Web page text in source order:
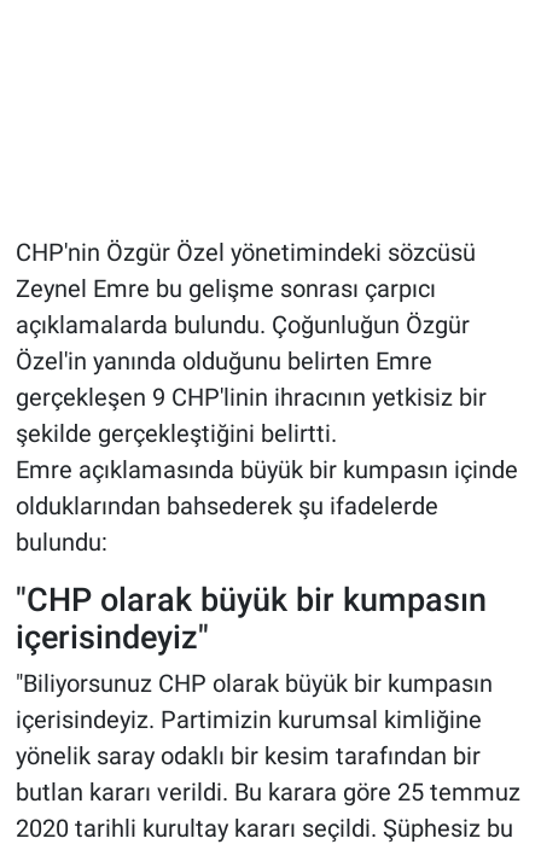
CHP'nin Özgür Özel yönetimindeki sözcüsü
Zeynel Emre bu gelişme sonrası çarpıcı
açıklamalarda bulundu. Çoğunluğun Özgür
Özel'in yanında olduğunu belirten Emre
gerçekleşen 9 CHP'linin ihracının yetkisiz bir
şekilde gerçekleştiğini belirtti.
Emre açıklamasında büyük bir kumpasın içinde
olduklarından bahsederek şu ifadelerde
bulundu:
"CHP olarak büyük bir kumpasın
içerisindeyiz"
"Biliyorsunuz CHP olarak büyük bir kumpasın
içerisindeyiz. Partimizin kurumsal kimliğine
yönelik saray odaklı bir kesim tarafından bir
butlan kararı verildi. Bu karara göre 25 temmuz
2020 tarihli kurultay kararı seçildi. Şüphesiz bu